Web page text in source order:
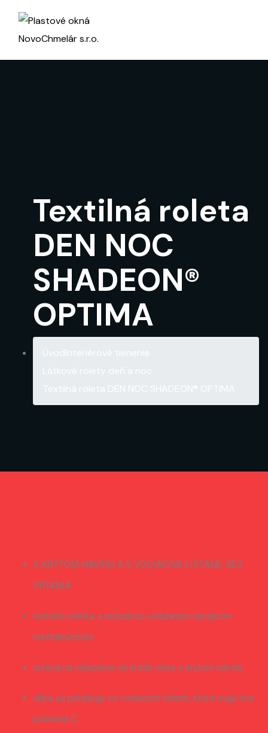
Textilná roleta
DEN NOC
SHADEON®
OPTIMA
S KRYTOM NÁVINU A S VODIACIMI LIŠTAMI, BEZ
VŔTANIA
textilná roletka s retiazkou ovládaným navíjacím
mechanizmom
určená na nalepenie na krídlo okna s krytom návinu
látka sa pohybuje vo vodiacich lištách, ktoré majú tvar
písmena C